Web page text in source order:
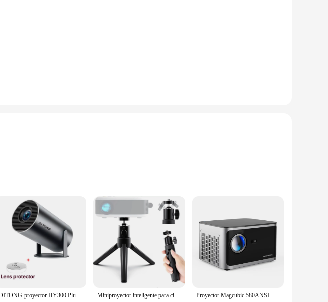
and powerful audio experience. With its advanced audio processing capabilities, this
or multimedia consumption. The Sound BlasterX AE5 Plus chip ensures that your audio
a wide array of connectivity options, including USB, optical, and coaxial inputs, this sound
makes it a perfect choice for anyone looking to enhance their audio setup without the hassle
DITONG-proyector HY300 Plus para cine en casa, dispositivo portátil con Android, 4K, 1280x720P, para exteriores, hd, led, hy300 pro actualizado Miniproyector inteligente para cine en casa, dispositivo portátil con WIFI, teléfono móvil, misma pantalla, compatible con 4K, LED, vídeo y altavoz para el hogar Proyector Magcubic 580ANSI Android 11 4K 1080P Wifi6 Control de voz Allwinner H713 Enfoque electrónico BT5.0 Cine en casa HY350 Pro